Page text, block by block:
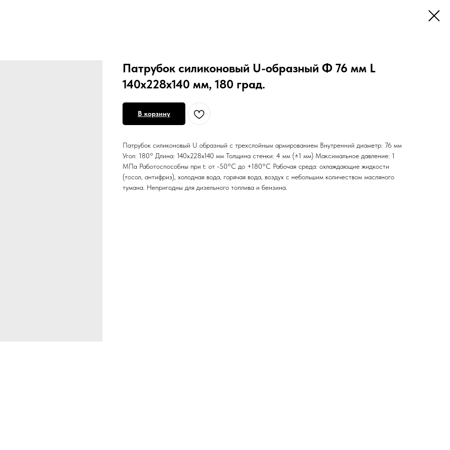
Патрубок силиконовый U-образный Ф 76 мм L
140х228х140 мм, 180 град.
В корзину
Патрубок силиконовый U образный с трехслойным армированием Внутренний диаметр: 76 мм
Угол: 180° Длина: 140х228х140 мм Толщина стенки: 4 мм (±1 мм) Максимальное давление: 1
МПа Работоспособны при t: от -50°С до +180°С Рабочая среда: охлаждающие жидкости
(тосол, антифриз), холодная вода, горячая вода, воздух с небольшим количеством масляного
тумана. Непригодны для дизельного топлива и бензина.